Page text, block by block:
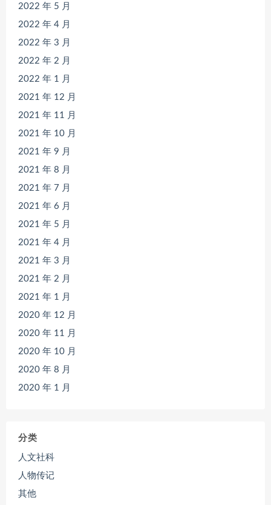
2022 年 5 月
2022 年 4 月
2022 年 3 月
2022 年 2 月
2022 年 1 月
2021 年 12 月
2021 年 11 月
2021 年 10 月
2021 年 9 月
2021 年 8 月
2021 年 7 月
2021 年 6 月
2021 年 5 月
2021 年 4 月
2021 年 3 月
2021 年 2 月
2021 年 1 月
2020 年 12 月
2020 年 11 月
2020 年 10 月
2020 年 8 月
2020 年 1 月
分类
人文社科
人物传记
其他